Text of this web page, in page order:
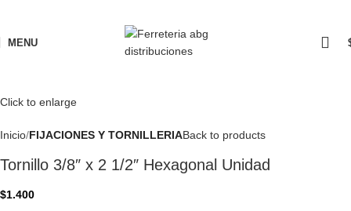
MENU
Click to enlarge
Inicio FIJACIONES Y TORNILLERIABack to products
Tornillo 3/8″ x 2 1/2″ Hexagonal Unidad
$1.400